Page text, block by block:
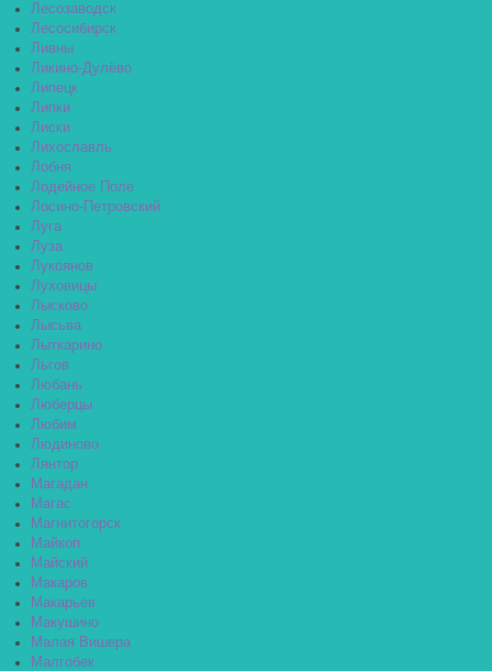
Лесозаводск
Лесосибирск
Ливны
Ликино-Дулёво
Липецк
Липки
Лиски
Лихославль
Лобня
Лодейное Поле
Лосино-Петровский
Луга
Луза
Лукоянов
Луховицы
Лысково
Лысьва
Лыткарино
Льгов
Любань
Люберцы
Любим
Людиново
Лянтор
Магадан
Магас
Магнитогорск
Майкоп
Майский
Макаров
Макарьев
Макушино
Малая Вишера
Малгобек